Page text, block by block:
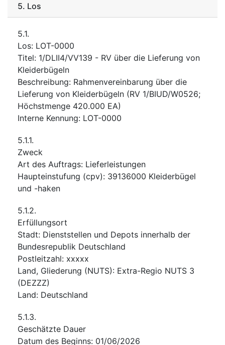
5. Los
5.1.
Los: LOT-0000
Titel: 1/DLII4/VV139 - RV über die Lieferung von
Kleiderbügeln
Beschreibung: Rahmenvereinbarung über die
Lieferung von Kleiderbügeln (RV 1/BIUD/W0526;
Höchstmenge 420.000 EA)
Interne Kennung: LOT-0000
5.1.1.
Zweck
Art des Auftrags: Lieferleistungen
Haupteinstufung (cpv): 39136000 Kleiderbügel
und -haken
5.1.2.
Erfüllungsort
Stadt: Dienststellen und Depots innerhalb der
Bundesrepublik Deutschland
Postleitzahl: xxxxx
Land, Gliederung (NUTS): Extra-Regio NUTS 3
(DEZZZ)
Land: Deutschland
5.1.3.
Geschätzte Dauer
Datum des Beginns: 01/06/2026